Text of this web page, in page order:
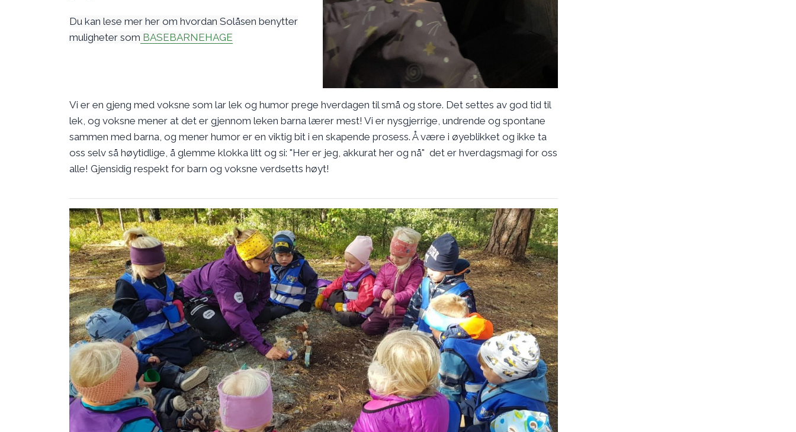
Du kan lese mer her om hvordan Solåsen benytter
muligheter som BASEBARNEHAGE
Vi er en gjeng med voksne som lar lek og humor prege hverdagen til små og store. Det settes av god tid til
lek, og voksne mener at det er gjennom leken barna lærer mest! Vi er nysgjerrige, undrende og spontane
sammen med barna, og mener humor er en viktig bit i en skapende prosess. Å være i øyeblikket og ikke ta
oss selv så høytidlige, å glemme klokka litt og si: "Her er jeg, akkurat her og nå" det er hverdagsmagi for oss
alle! Gjensidig respekt for barn og voksne verdsetts høyt!